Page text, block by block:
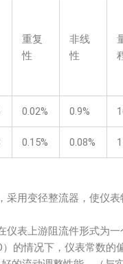
重复
性
非线
性
0.02% 0.9%
0.15% 0.08%
采用变径整流器，使仪
仪表上游阻流件形式为一
的情况下，仪表常数的